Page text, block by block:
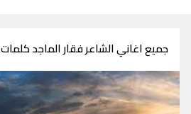
جميع اغاني الشاعر فقار الماجد كلمات